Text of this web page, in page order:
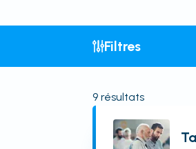
Filtres
9 résultats